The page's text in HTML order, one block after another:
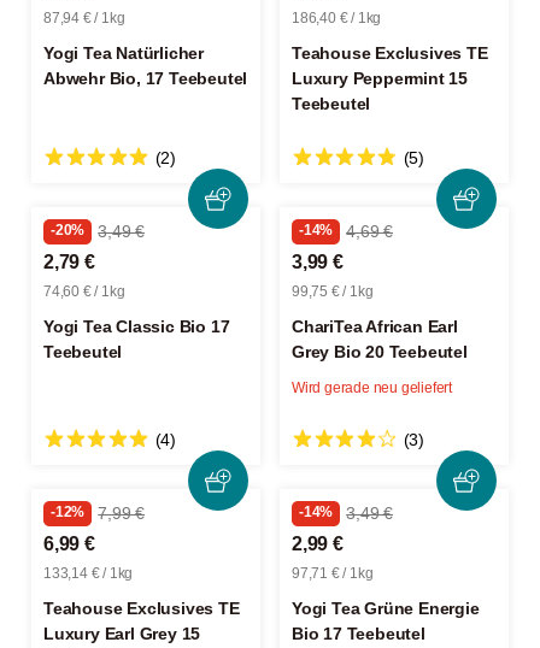
87,94 € / 1kg
Yogi Tea Natürlicher
Abwehr Bio, 17 Teebeutel
(2)
186,40 € / 1kg
Teahouse Exclusives TE
Luxury Peppermint 15
Teebeutel
(5)
-20% 3,49 €
2,79 €
74,60 € / 1kg
Yogi Tea Classic Bio 17
Teebeutel
(4)
-14% 4,69 €
3,99 €
99,75 € / 1kg
ChariTea African Earl
Grey Bio 20 Teebeutel
(3)
Wird gerade neu geliefert
-12% 7,99 €
6,99 €
133,14 € / 1kg
Teahouse Exclusives TE
Luxury Earl Grey 15
-14% 3,49 €
2,99 €
97,71 € / 1kg
Yogi Tea Grüne Energie
Bio 17 Teebeutel